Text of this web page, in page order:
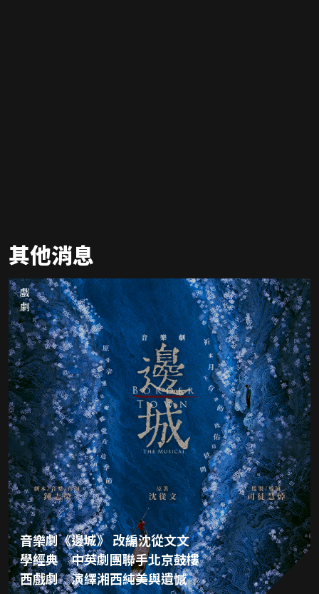
其他消息
戲劇
音樂劇《邊城》 改編沈從文文
學經典 中英劇團聯手北京鼓樓
西戲劇 演繹湘西純美與遺憾